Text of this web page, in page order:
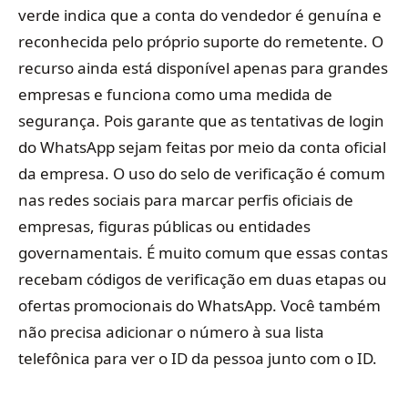
verde indica que a conta do vendedor é genuína e
reconhecida pelo próprio suporte do remetente. O
recurso ainda está disponível apenas para grandes
empresas e funciona como uma medida de
segurança. Pois garante que as tentativas de login
do WhatsApp sejam feitas por meio da conta oficial
da empresa. O uso do selo de verificação é comum
nas redes sociais para marcar perfis oficiais de
empresas, figuras públicas ou entidades
governamentais. É muito comum que essas contas
recebam códigos de verificação em duas etapas ou
ofertas promocionais do WhatsApp. Você também
não precisa adicionar o número à sua lista
telefônica para ver o ID da pessoa junto com o ID.